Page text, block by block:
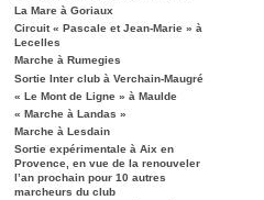
La Mare à Goriaux
Circuit « Pascale et Jean-Marie » à
Lecelles
Marche à Rumegies
Sortie Inter club à Verchain-Maugré
« Le Mont de Ligne » à Maulde
« Marche à Landas »
Marche à Lesdain
Sortie expérimentale à Aix en
Provence, en vue de la renouveler
l’an prochain pour 10 autres
marcheurs du club